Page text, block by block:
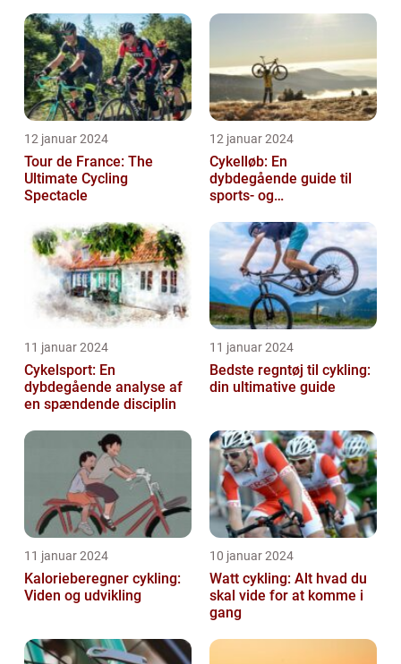
publikum fra...
sportsfans fra hele ve...
12 januar 2024
Tour de France: The
Ultimate Cycling
Spectacle
12 januar 2024
Cykelløb: En
dybdegående guide til
sports- og
11 januar 2024
Cykelsport: En
dybdegående analyse af
en spændende disciplin
11 januar 2024
Bedste regntøj til cykling:
din ultimative guide
11 januar 2024
Kalorieberegner cykling:
Viden og udvikling
10 januar 2024
Watt cykling: Alt hvad du
skal vide for at komme i
gang